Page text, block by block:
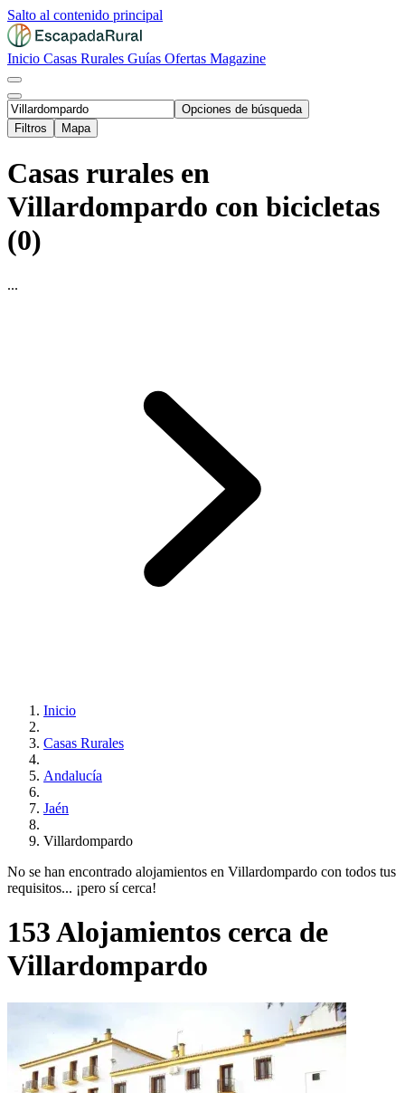
Salto al contenido principal
Inicio Casas Rurales Guías Ofertas Magazine
Opciones de búsqueda
Filtros
Mapa
Casas rurales en
Villardompardo con bicicletas
(0)
...
Inicio
Casas Rurales
Andalucía
Jaén
Villardompardo
No se han encontrado alojamientos en Villardompardo con todos tus
requisitos... ¡pero sí cerca!
153 Alojamientos cerca de
Villardompardo